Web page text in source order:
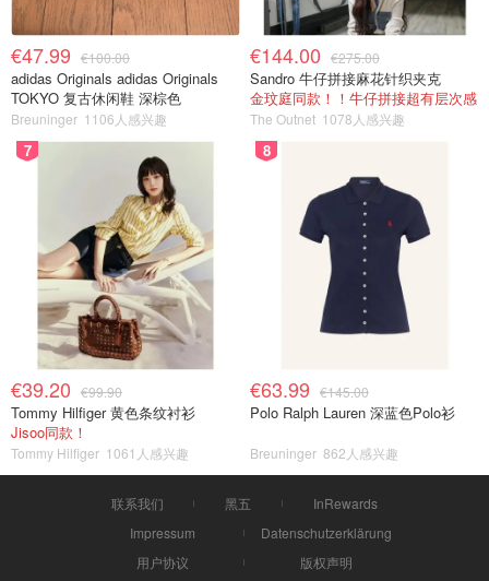
€47.99 €100.00
adidas Originals adidas Originals
TOKYO 复古休闲鞋 深棕色
Breuninger 1106人感兴趣
€144.00 €275.00
Sandro 牛仔拼接麻花针织夹克
金玟庭同款！！牛仔拼接超有层次感
The Outnet 1078人感兴趣
7
€39.20 €99.90
Tommy Hilfiger 黄色条纹衬衫
Jisoo同款！
Tommy Hilfiger 1061人感兴趣
8
€63.99 €145.00
Polo Ralph Lauren 深蓝色Polo衫
Breuninger 862人感兴趣
联系我们 黑五
InRewards
Impressum
Datenschutzerklärung
用户协议
版权声明